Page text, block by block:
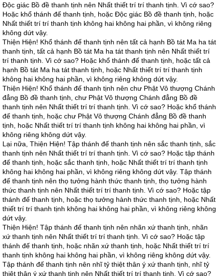
Ðộc giác Bồ đề thanh tịnh nên Nhất thiết trí trí thanh tịnh. Vì cớ sao?
Hoặc khổ thánh đế thanh tịnh, hoặc Ðộc giác Bồ đề thanh tịnh, hoặc
Nhất thiết trí trí thanh tịnh không hai không hai phần, vì không riêng
không dứt vậy.
Thiện Hiện! Khổ thánh đế thanh tịnh nên tất cả hạnh Bồ tát Ma ha tát
thanh tịnh, tất cả hạnh Bồ tát Ma ha tát thanh tịnh nên Nhất thiết trí
trí thanh tịnh. Vì cớ sao? Hoặc khổ thánh đế thanh tịnh, hoặc tất cả
hạnh Bồ tát Ma ha tát thanh tịnh, hoặc Nhất thiết trí trí thanh tịnh
không hai không hai phần, vì không riêng không dứt vậy.
Thiện Hiện! Khổ thánh đế thanh tịnh nên chư Phật Vô thượng Chánh
đẳng Bồ đề thanh tịnh, chư Phật Vô thượng Chánh đẳng Bồ đề
thanh tịnh nên Nhất thiết trí trí thanh tịnh. Vì cớ sao? Hoặc khổ thánh
đế thanh tịnh, hoặc chư Phật Vô thượng Chánh đẳng Bồ đề thanh
tịnh, hoặc Nhất thiết trí trí thanh tịnh không hai không hai phần, vì
không riêng không dứt vậy.
Lại nữa, Thiện Hiện! Tập thánh đế thanh tịnh nên sắc thanh tịnh, sắc
thanh tịnh nên Nhất thiết trí trí thanh tịnh. Vì cớ sao? Hoặc tập thánh
đế thanh tịnh, hoặc sắc thanh tịnh, hoặc Nhất thiết trí trí thanh tịnh
không hai không hai phần, vì không riêng không dứt vậy. Tập thánh
đế thanh tịnh nên thọ tưởng hành thức thanh tịnh, thọ tưởng hành
thức thanh tịnh nên Nhất thiết trí trí thanh tịnh. Vì cớ sao? Hoặc tập
thánh đế thanh tịnh, hoặc thọ tưởng hành thức thanh tịnh, hoặc Nhất
thiết trí trí thanh tịnh không hai không hai phần, vì không riêng không
dứt vậy.
Thiện Hiện! Tập thánh đế thanh tịnh nên nhãn xứ thanh tịnh, nhãn
xứ thanh tịnh nên Nhất thiết trí trí thanh tịnh. Vì cớ sao? Hoặc tập
thánh đế thanh tịnh, hoặc nhãn xứ thanh tịnh, hoặc Nhất thiết trí trí
thanh tịnh không hai không hai phần, vì không riêng không dứt vậy.
Tập thánh đế thanh tịnh nên nhĩ tỷ thiệt thân ý xứ thanh tịnh, nhĩ tỷ
thiệt thân ý xứ thanh tịnh nên Nhất thiết trí trí thanh tịnh. Vì cớ sao?